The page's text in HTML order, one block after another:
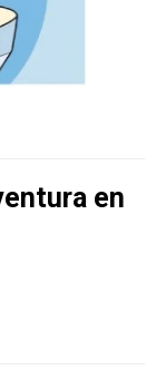
en